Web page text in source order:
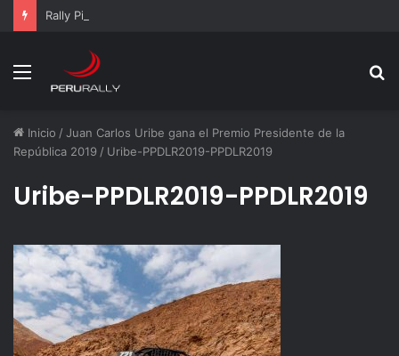
Rally Pisco 2026: todo listo para la gran final del RallyACP
Menú
Inicio / Juan Carlos Uribe gana el Premio Presidente de la
República 2019 / Uribe-PPDLR2019-PPDLR2019
Uribe-PPDLR2019-PPDLR2019